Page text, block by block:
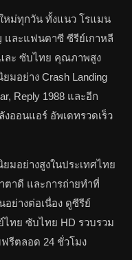
หม่ทุกวัน ทั้งแนว โรแมน
ละแฟนตาซี ซีรีย์เกาหลี
ละ ซับไทย คุณภาพสูง
อย่าง Crash Landing
Reply 1988 และอีก
ออนแอร์ อัพเดทรวดเร็ว
มอย่างสูงในประเทศไทย
ตาดี และการถ่ายทำที่
ย่างต่อเนื่อง ดูซีรีย์
ไทย ซับไทย HD รวบรวม
รีตลอด 24 ชั่วโมง